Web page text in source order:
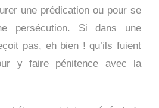
une prédication ou pour se
persécution. Si dans une
pas, eh bien ! qu’ils fuient
y faire pénitence avec la